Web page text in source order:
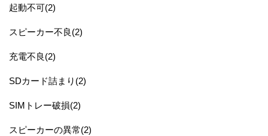
起動不可(2)
スピーカー不良(2)
充電不良(2)
SDカード詰まり(2)
SIMトレー破損(2)
スピーカーの異常(2)